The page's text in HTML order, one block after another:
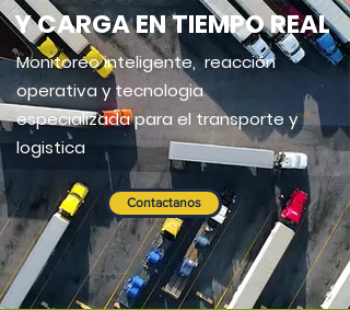
Y CARGA EN TIEMPO REAL
Monitoreo inteligente, reacción
operativa y tecnologia
especializada para el transporte y
logistica
Contactanos